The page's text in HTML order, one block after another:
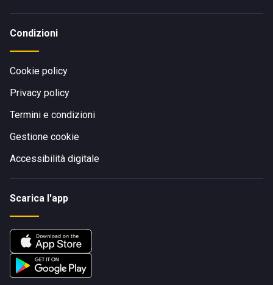
Condizioni
Cookie policy
Privacy policy
Termini e condizioni
Gestione cookie
Accessibilità digitale
Scarica l'app